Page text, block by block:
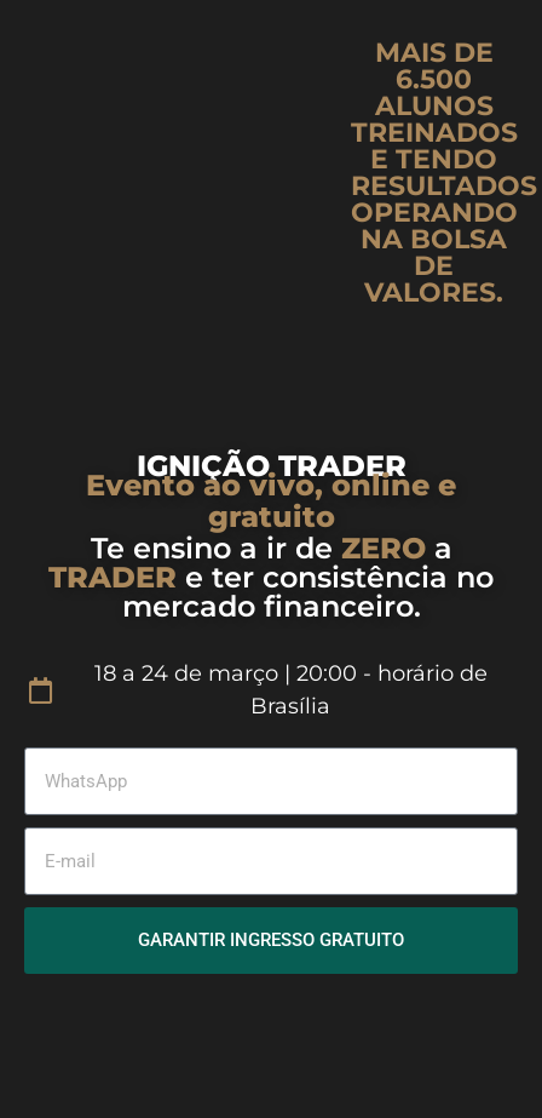
MAIS DE
6.500
ALUNOS
TREINADOS
E TENDO
RESULTADOS
OPERANDO
NA BOLSA
DE
VALORES.
IGNIÇÃO TRADER
Evento ao vivo, online e
gratuito
Te ensino a ir de ZEROa
TRADER e ter consistência no
mercado financeiro.
18 a 24 de março | 20:00 - horário de
Brasília
GARANTIR INGRESSO GRATUITO